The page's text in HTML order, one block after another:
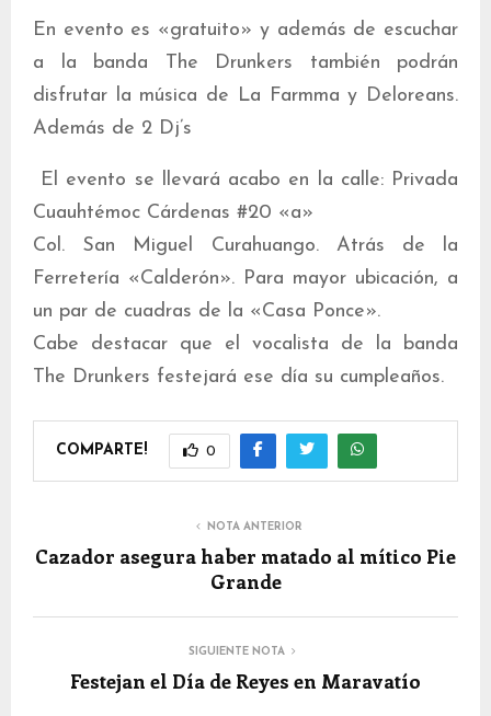
En evento es «gratuito» y además de escuchar
a la banda The Drunkers también podrán
disfrutar la música de La Farmma y Deloreans.
Además de 2 Dj’s
El evento se llevará acabo en la calle: Privada
Cuauhtémoc Cárdenas #20 «a»
Col. San Miguel Curahuango. Atrás de la
Ferretería «Calderón». Para mayor ubicación, a
un par de cuadras de la «Casa Ponce».
Cabe destacar que el vocalista de la banda
The Drunkers festejará ese día su cumpleaños.
COMPARTE! 0
NOTA ANTERIOR
Cazador asegura haber matado al mítico Pie
Grande
SIGUIENTE NOTA
Festejan el Día de Reyes en Maravatío